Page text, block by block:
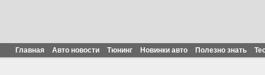
Главная Авто новости Тюнинг Новинки авто Полезно знать